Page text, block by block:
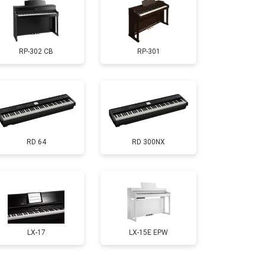
1800 ₽ Заказать
1200 ₽ Заказать
2000 ₽ Заказать
Заказать
1200 ₽
RP-302 CB RP-301
RD 64 RD 300NX
LX-17 LX-15E EPW